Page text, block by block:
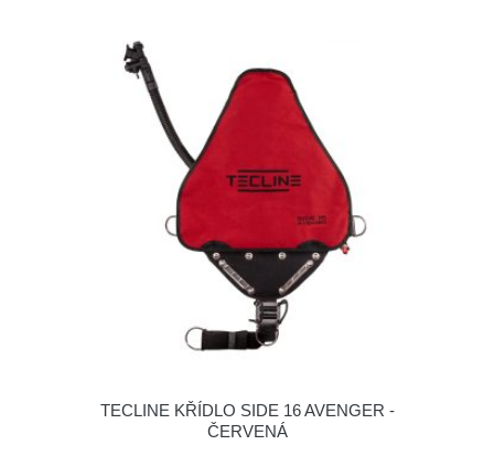
TECLINE KŘÍDLO SIDE 16 AVENGER -
ČERVENÁ